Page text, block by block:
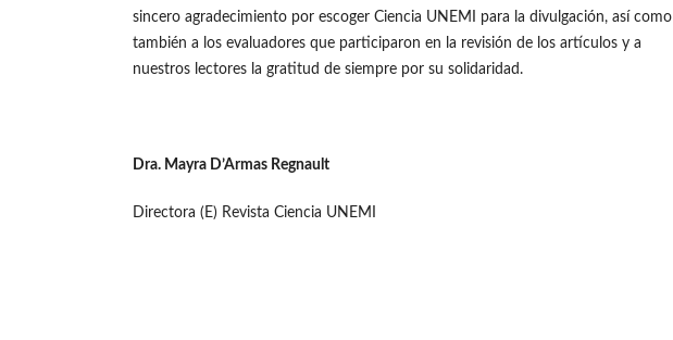
sincero agradecimiento por escoger Ciencia UNEMI para la divulgación, así como
también a los evaluadores que participaron en la revisión de los artículos y a
nuestros lectores la gratitud de siempre por su solidaridad.
Dra. Mayra D’Armas Regnault
Directora (E) Revista Ciencia UNEMI